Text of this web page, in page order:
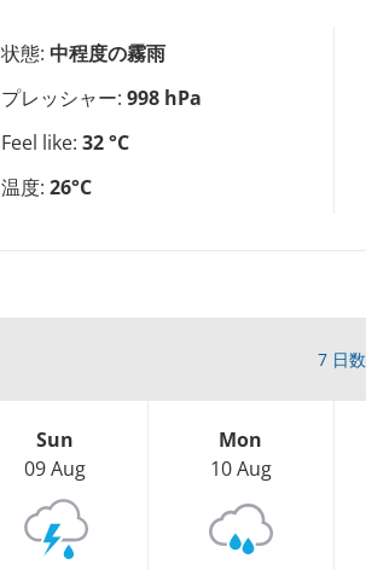
状態: 中程度の霧雨
プレッシャー: 998 hPa
Feel like: 32 °C
温度: 26°C
7 日数
Sun
09 Aug
Mon
10 Aug